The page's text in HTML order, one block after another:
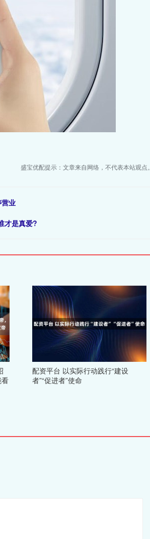
盛宝优配提示：文章来自网络，不代表本站观点。
业
才是真爱?
配资平台 以实际行动践行“建设
者”“促进者”使命